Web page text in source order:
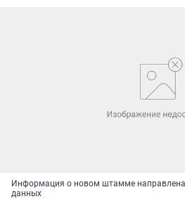
Информация о новом штамме
данных